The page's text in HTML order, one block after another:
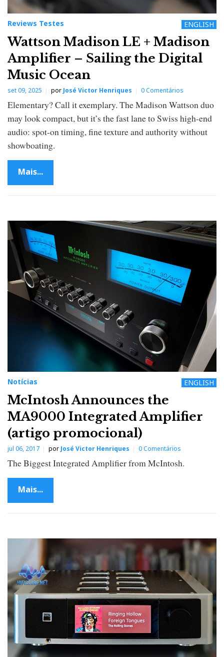
Reviews Testes ENGLISH
Wattson Madison LE + Madison
Amplifier – Sailing the Digital
Music Ocean
set 09, 2025 por José Victor Henriques 0 Comentários
Elementary? Call it exemplary. The Madison Wattson duo
may look compact, but it’s the fast lane to Swiss high-end
audio: spot-on timing, fine texture and authority without
showboating.
Mais...
Notícias ENGLISH
McIntosh Announces the
MA9000 Integrated Amplifier
(artigo promocional)
jul 06, 2017 por José Victor Henriques 0 Comentários
The Biggest Integrated Amplifier from McIntosh.
Mais...